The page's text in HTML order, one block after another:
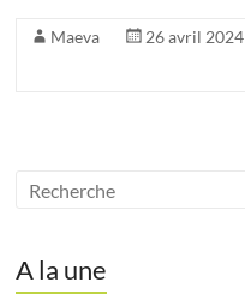
Maeva 26 avril 2024
A la une